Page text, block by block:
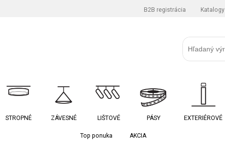
B2B registrácia Katalogy
STROPNÉ ZÁVESNÉ LIŠTOVÉ PÁSY EXTERIÉROVÉ
Top ponuka AKCIA